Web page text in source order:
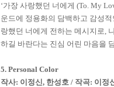
‘가장 사랑했던 너에게 (To. My
운드에 정용화의 담백하고 감성
랑했던 너에게 전하는 메시지로,
하길 바란다는 진심 어린 마음을
5. Personal Color
작사: 이정신, 한성호 / 작곡: 이정